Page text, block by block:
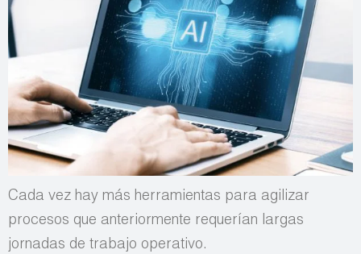
Cada vez hay más herramientas para agilizar
procesos que anteriormente requerían largas
jornadas de trabajo operativo.